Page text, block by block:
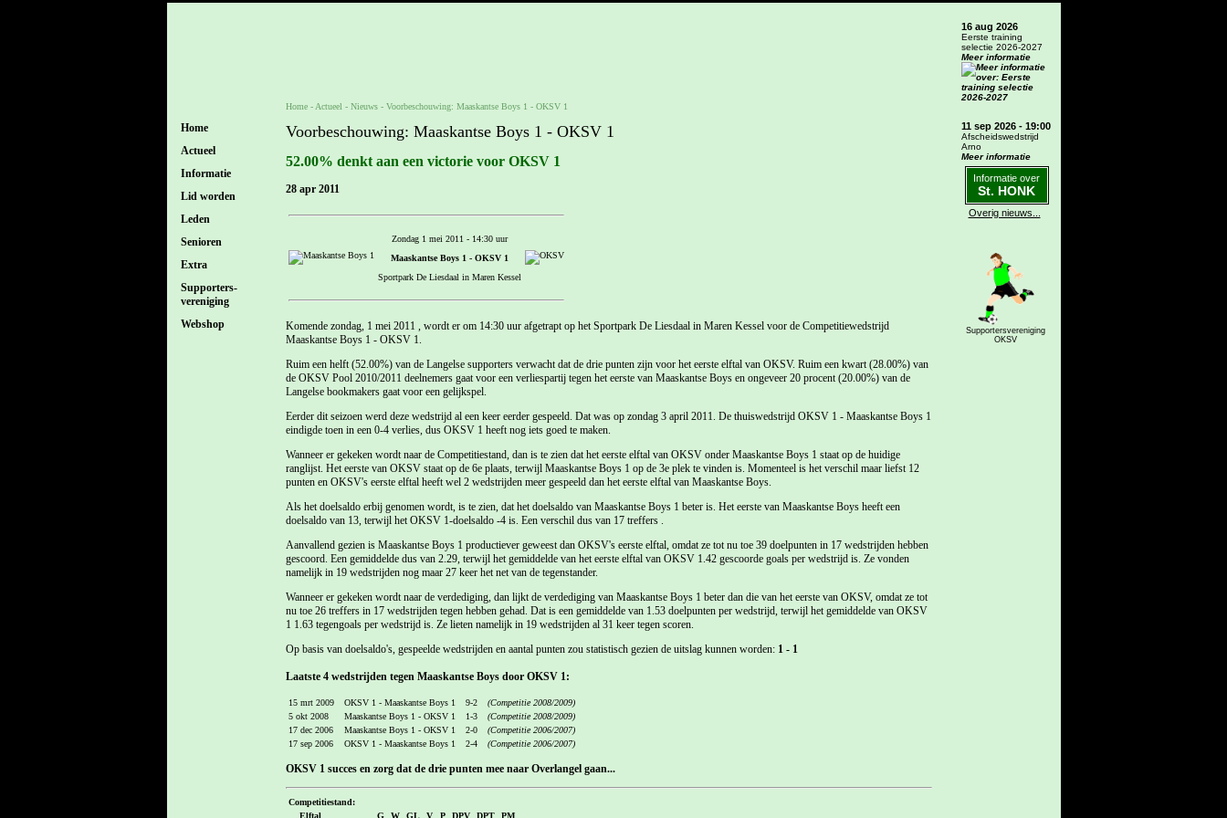
Home
Actueel
Informatie
Lid worden
Leden
Senioren
Extra
Supporters-
vereniging
Webshop
Home- Actueel - Nieuws- Voorbeschouwing: Maaskantse Boys 1 - OKSV 1
Voorbeschouwing: Maaskantse Boys 1 - OKSV 1
52.00% denkt aan een victorie voor OKSV 1
28 apr 2011
Zondag 1 mei 2011 - 14:30 uur
Maaskantse Boys 1 - OKSV 1
Sportpark De Liesdaal in Maren Kessel
Komende zondag, 1 mei 2011 , wordt er om 14:30 uur afgetrapt op het Sportpark De Liesdaal in Maren Kessel voor de Competitiewedstrijd
Maaskantse Boys 1 - OKSV 1.
Ruim een helft (52.00%) van de Langelse supporters verwacht dat de drie punten zijn voor het eerste elftal van OKSV. Ruim een kwart (28.00%) van
de OKSV Pool 2010/2011 deelnemers gaat voor een verliespartij tegen het eerste van Maaskantse Boys en ongeveer 20 procent (20.00%) van de
Langelse bookmakers gaat voor een gelijkspel.
Eerder dit seizoen werd deze wedstrijd al een keer eerder gespeeld. Dat was op zondag 3 april 2011. De thuiswedstrijd OKSV 1 - Maaskantse Boys 1
eindigde toen in een 0-4 verlies, dus OKSV 1 heeft nog iets goed te maken.
Wanneer er gekeken wordt naar de Competitiestand, dan is te zien dat het eerste elftal van OKSV onder Maaskantse Boys 1 staat op de huidige
ranglijst. Het eerste van OKSV staat op de 6e plaats, terwijl Maaskantse Boys 1 op de 3e plek te vinden is. Momenteel is het verschil maar liefst 12
punten en OKSV's eerste elftal heeft wel 2 wedstrijden meer gespeeld dan het eerste elftal van Maaskantse Boys.
Als het doelsaldo erbij genomen wordt, is te zien, dat het doelsaldo van Maaskantse Boys 1 beter is. Het eerste van Maaskantse Boys heeft een
doelsaldo van 13, terwijl het OKSV 1-doelsaldo -4 is. Een verschil dus van 17 treffers .
Aanvallend gezien is Maaskantse Boys 1 productiever geweest dan OKSV's eerste elftal, omdat ze tot nu toe 39 doelpunten in 17 wedstrijden hebben
gescoord. Een gemiddelde dus van 2.29, terwijl het gemiddelde van het eerste elftal van OKSV 1.42 gescoorde goals per wedstrijd is. Ze vonden
namelijk in 19 wedstrijden nog maar 27 keer het net van de tegenstander.
Wanneer er gekeken wordt naar de verdediging, dan lijkt de verdediging van Maaskantse Boys 1 beter dan die van het eerste van OKSV, omdat ze tot
nu toe 26 treffers in 17 wedstrijden tegen hebben gehad. Dat is een gemiddelde van 1.53 doelpunten per wedstrijd, terwijl het gemiddelde van OKSV
1 1.63 tegengoals per wedstrijd is. Ze lieten namelijk in 19 wedstrijden al 31 keer tegen scoren.
Op basis van doelsaldo's, gespeelde wedstrijden en aantal punten zou statistisch gezien de uitslag kunnen worden: 1 - 1
Laatste 4 wedstrijden tegen Maaskantse Boys door OKSV 1:
15 mrt 2009 OKSV 1 - Maaskantse Boys 1 9-2
(Competitie 2008/2009)
5 okt 2008
Maaskantse Boys 1 - OKSV 1 1-3
(Competitie 2008/2009)
17 dec 2006
Maaskantse Boys 1 - OKSV 1 2-0
(Competitie 2006/2007)
17 sep 2006
OKSV 1 - Maaskantse Boys 1 2-4 (Competitie 2006/2007)
OKSV 1 succes en zorg dat de drie punten mee naar Overlangel gaan...
Competitiestand:
Elftal
G W GL V P DPV DPT PM
16 aug 2026
Eerste training
selectie 2026-2027
Meer informatie
11 sep 2026 - 19:00
Afscheidswedstrijd
Arno
Meer informatie
Informatie over
St. HONK
Overig nieuws...
Supportersvereniging
OKSV